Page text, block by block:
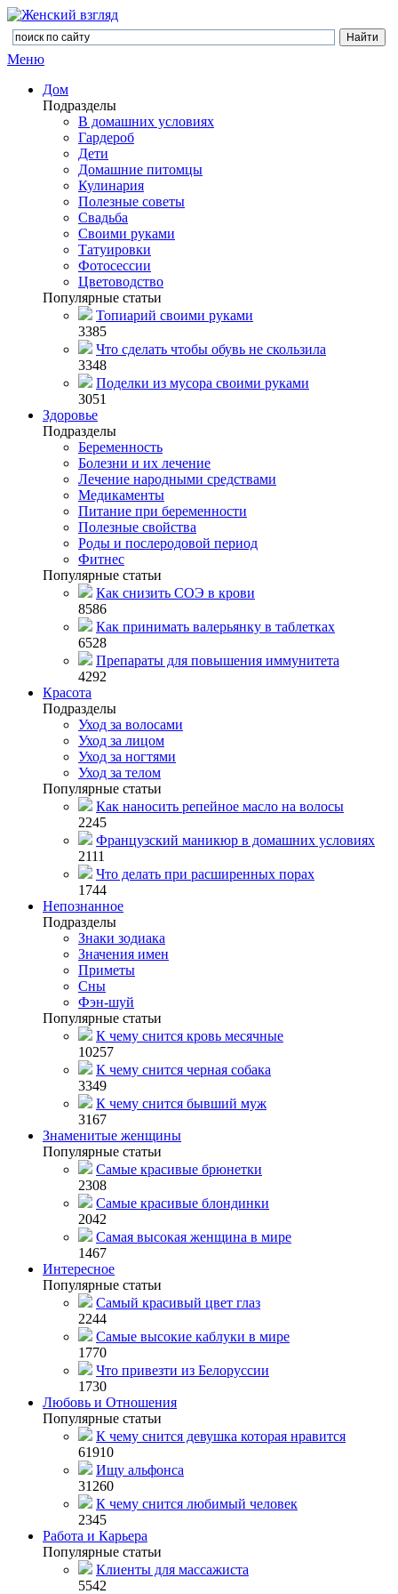
Меню
Дом
Подразделы
В домашних условиях
Гардероб
Дети
Домашние питомцы
Кулинария
Полезные советы
Свадьба
Своими руками
Татуировки
Фотосессии
Цветоводство
Популярные статьи
Топиарий своими руками
3385
Что сделать чтобы обувь не скользила
3348
Поделки из мусора своими руками
3051
Здоровье
Подразделы
Беременность
Болезни и их лечение
Лечение народными средствами
Медикаменты
Питание при беременности
Полезные свойства
Роды и послеродовой период
Фитнес
Популярные статьи
Как снизить СОЭ в крови
8586
Как принимать валерьянку в таблетках
6528
Препараты для повышения иммунитета
4292
Красота
Подразделы
Уход за волосами
Уход за лицом
Уход за ногтями
Уход за телом
Популярные статьи
Как наносить репейное масло на волосы
2245
Французский маникюр в домашних условиях
2111
Что делать при расширенных порах
1744
Непознанное
Подразделы
Знаки зодиака
Значения имен
Приметы
Сны
Фэн-шуй
Популярные статьи
К чему снится кровь месячные
10257
К чему снится черная собака
3349
К чему снится бывший муж
3167
Знаменитые женщины
Популярные статьи
Самые красивые брюнетки
2308
Самые красивые блондинки
2042
Самая высокая женщина в мире
1467
Интересное
Популярные статьи
Самый красивый цвет глаз
2244
Самые высокие каблуки в мире
1770
Что привезти из Белоруссии
1730
Любовь и Отношения
Популярные статьи
К чему снится девушка которая нравится
61910
Ищу альфонса
31260
К чему снится любимый человек
2345
Работа и Карьера
Популярные статьи
Клиенты для массажиста
5542